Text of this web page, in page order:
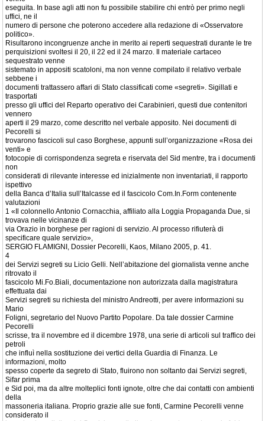
eseguita. In base agli atti non fu possibile stabilire chi entrò per primo negli
uffici, ne il
numero di persone che poterono accedere alla redazione di «Osservatore
politico».
Risultarono incongruenze anche in merito ai reperti sequestrati durante le tre
perquisizioni svoltesi il 20, il 22 ed il 24 marzo. Il materiale cartaceo
sequestrato venne
sistemato in appositi scatoloni, ma non venne compilato il relativo verbale
sebbene i
documenti trattassero affari di Stato classificati come «segreti». Sigillati e
trasportati
presso gli uffici del Reparto operativo dei Carabinieri, questi due contenitori
vennero
aperti il 29 marzo, come descritto nel verbale apposito. Nei documenti di
Pecorelli si
trovarono fascicoli sul caso Borghese, appunti sull’organizzazione «Rosa dei
venti» e
fotocopie di corrispondenza segreta e riservata del Sid mentre, tra i documenti
non
considerati di rilevante interesse ed inizialmente non inventariati, il rapporto
ispettivo
della Banca d’Italia sull’Italcasse ed il fascicolo Com.In.Form contenente
valutazioni
1 «Il colonnello Antonio Cornacchia, affiliato alla Loggia Propaganda Due, si
trovava nelle vicinanze di
via Orazio in borghese per ragioni di servizio. Al processo rifiuterà di
specificare quale servizio»,
SERGIO FLAMIGNI, Dossier Pecorelli, Kaos, Milano 2005, p. 41.
4
dei Servizi segreti su Licio Gelli. Nell’abitazione del giornalista venne anche
ritrovato il
fascicolo Mi.Fo.Biali, documentazione non autorizzata dalla magistratura
effettuata dai
Servizi segreti su richiesta del ministro Andreotti, per avere informazioni su
Mario
Foligni, segretario del Nuovo Partito Popolare. Da tale dossier Carmine
Pecorelli
scrisse, tra il novembre ed il dicembre 1978, una serie di articoli sul traffico dei
petroli
che influì nella sostituzione dei vertici della Guardia di Finanza. Le
informazioni, molto
spesso coperte da segreto di Stato, fluirono non soltanto dai Servizi segreti,
Sifar prima
e Sid poi, ma da altre molteplici fonti ignote, oltre che dai contatti con ambienti
della
massoneria italiana. Proprio grazie alle sue fonti, Carmine Pecorelli venne
considerato il